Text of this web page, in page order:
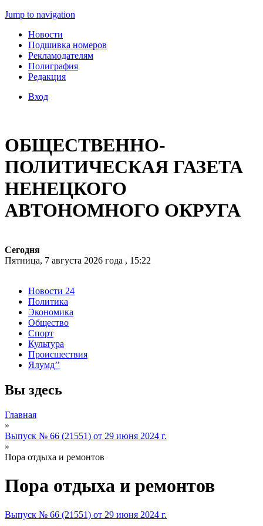
Jump to navigation
Новости
Подшивка номеров
Рекламодателям
Полиграфия
Редакция
Вход
ОБЩЕСТВЕННО-
ПОЛИТИЧЕСКАЯ ГАЗЕТА
НЕНЕЦКОГО
АВТОНОМНОГО ОКРУГА
Сегодня
Пятница, 7 августа 2026 года , 15:22
Новости 24
Политика
Экономика
Общество
Спорт
Культура
Происшествия
Ялумд’’
Вы здесь
Главная
»
Выпуск № 66 (21551) от 29 июня 2024 г.
»
Пора отдыха и ремонтов
Пора отдыха и ремонтов
Выпуск № 66 (21551) от 29 июня 2024 г.